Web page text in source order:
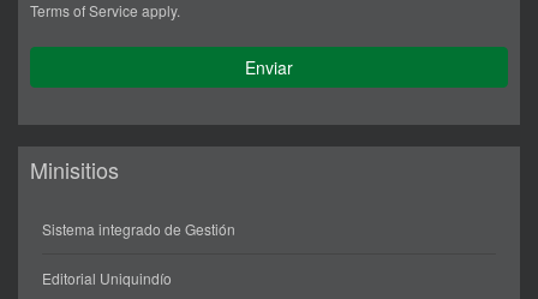
Terms of Service apply.
Minisitios
Sistema integrado de Gestión
Editorial Uniquindío